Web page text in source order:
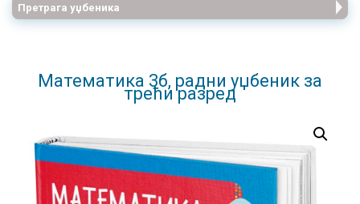
Претрага уџбеника
Математика 3б, радни уџбеник за
трећи разред